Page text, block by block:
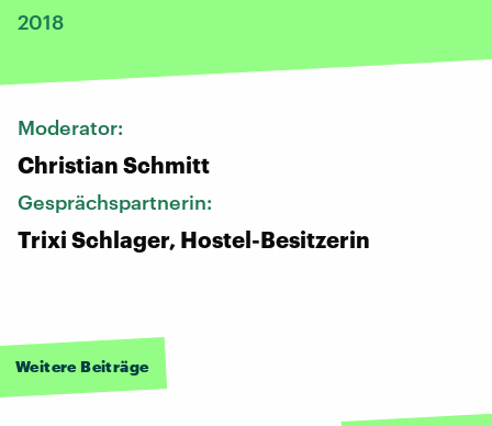
2018
Moderator:
Christian Schmitt
Gesprächspartnerin:
Trixi Schlager, Hostel-Besitzerin
Weitere Beiträge